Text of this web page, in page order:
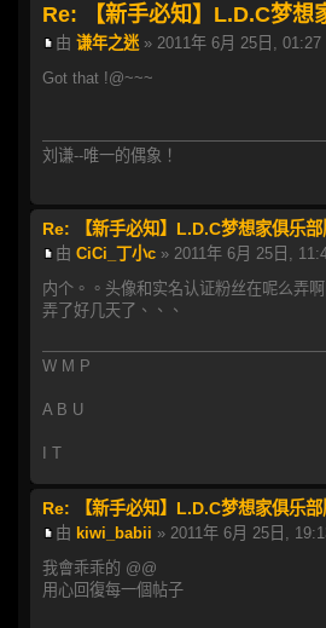
Re: 【新手必知】L.D.C梦想
由 谦年之迷 » 2011年 6月 25日, 01:27
Got that !@~~~
刘谦--唯一的偶象！
Re: 【新手必知】L.D.C梦想家俱乐
由 CiCi_丁小c » 2011年 6月 25日,
内个。。头像和实名认证粉丝在呢么弄
弄了好几天了、、、
W M P
A B U
I T
Re: 【新手必知】L.D.C梦想家俱乐
由 kiwi_babii » 2011年 6月 25日,
我會乖乖的 @@
用心回復每一個帖子